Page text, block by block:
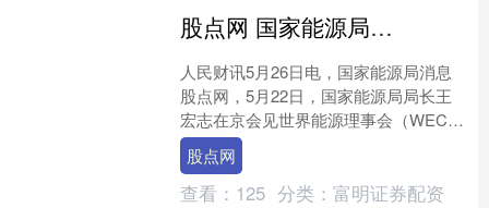
股点网 国家能源局主要负责人会见世界能源理事会总干事
人民财讯5月26日电，国家能源局消息
股点网，5月22日，国家能源局局长王
宏志在京会见世界能源理事会（WEC）
总干事安吉拉·威尔金森。双方围绕推动
全球能源转型、拓....
股点网
查看： 125 分类： 富明证券配资